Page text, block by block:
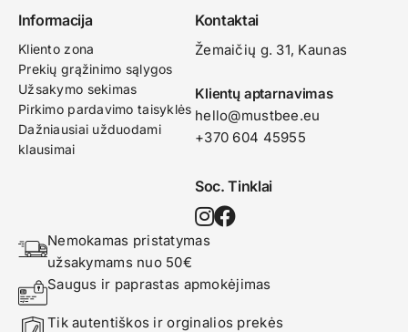
Informacija
Kliento zona
Prekių grąžinimo sąlygos
Užsakymo sekimas
Pirkimo pardavimo taisyklės
Dažniausiai užduodami
klausimai
Kontaktai
Žemaičių g. 31, Kaunas​
Klientų aptarnavimas
hello@mustbee.eu
+370 604 45955
Soc. Tinklai
Nemokamas pristatymas
užsakymams nuo 50€
Saugus ir paprastas apmokėjimas
Tik autentiškos ir orginalios prekės